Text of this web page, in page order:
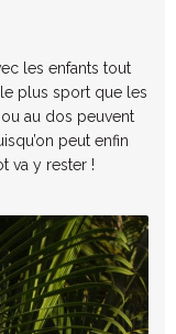
les enfants tout
plus sport que les
au dos peuvent
peut enfin
va y rester !